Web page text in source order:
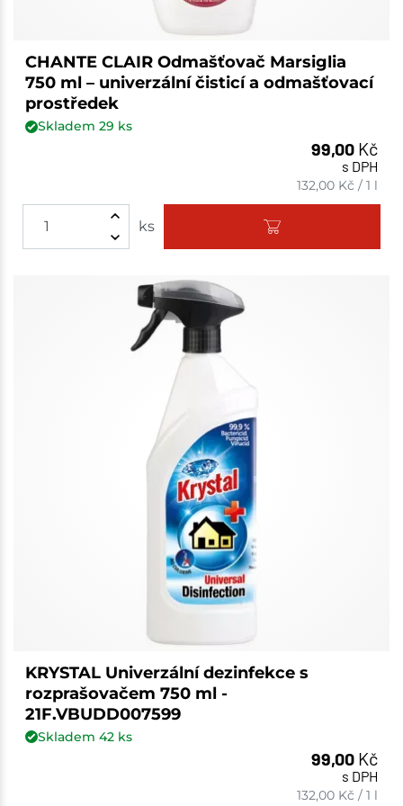
CHANTE CLAIR Odmašťovač Marsiglia
750 ml – univerzální čisticí a odmašťovací
prostředek
Skladem 29 ks
99,00 Kč
s DPH
132,00 Kč /1 l
ks
KRYSTAL Univerzální dezinfekce s
rozprašovačem 750 ml -
21F.VBUDD007599
Skladem 42ks
99,00 Kč
s DPH
132,00 Kč /1 l